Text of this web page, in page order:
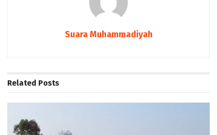
Suara Muhammadiyah
Related Posts